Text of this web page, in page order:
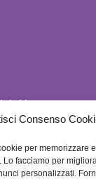
Consenso
per memorizzare
facciamo per
personalizzati.